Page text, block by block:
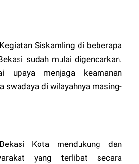
Siskamling di beberapa
sudah mulai digencarkan.
upaya menjaga keamanan
swadaya di wilayahnya masing-
Kota mendukung dan
yang terlibat secara